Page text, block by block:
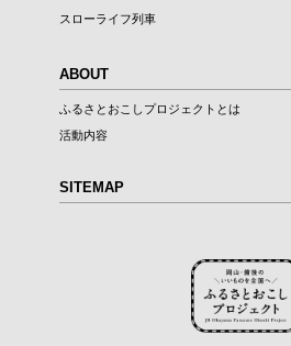
スローライフ列車
ABOUT
ふるさとおこしプロジェクトとは
活動内容
SITEMAP